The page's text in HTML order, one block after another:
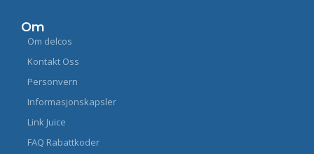
Om
Om delcos
Kontakt Oss
Personvern
Informasjonskapsler
Link Juice
FAQ Rabattkoder